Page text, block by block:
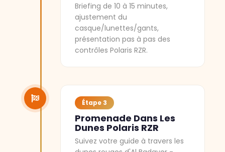
Briefing de 10 à 15 minutes,
ajustement du
casque/lunettes/gants,
présentation pas à pas des
contrôles Polaris RZR.
Étape 3
Promenade Dans Les
Dunes Polaris RZR
Suivez votre guide à travers les